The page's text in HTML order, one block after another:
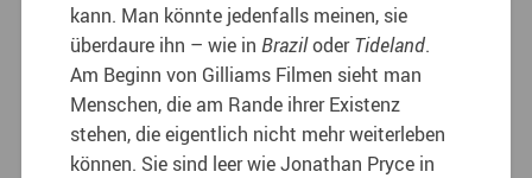
kann. Man könnte jedenfalls meinen, sie
überdaure ihn – wie inBraziloderTideland.
Am Beginn von Gilliams Filmen sieht man
Menschen, die am Rande ihrer Existenz
stehen, die eigentlich nicht mehr weiterleben
können. Sie sind leer wie Jonathan Pryce in